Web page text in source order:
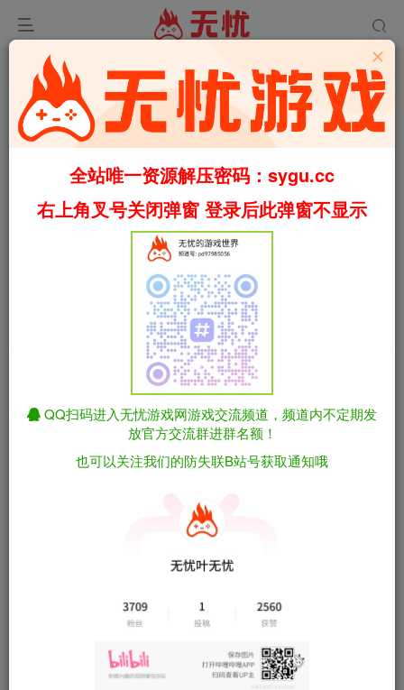
00:00/01:25 speed
Video load failed
蔚蓝之下/Under the blue horizon
Build.16104045（官中）
免费资源
蔚蓝之下/Under the blue horizon
有问题看网站顶部解压运
迅雷下载
全站统一解压密码：
百度下载 UC下载
全站唯一资源解压密码：sygu.cc
右上角叉号关闭弹窗 登录后此弹窗不显示
QQ扫码进入无忧游戏网游戏交流频道，频道内不定期发
放官方交流群进群名额！
也可以关注我们的防失联B站号获取通知哦